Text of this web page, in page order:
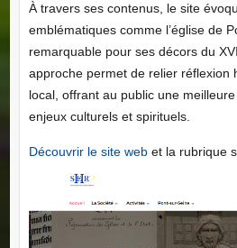
À travers ses contenus, le site
emblématiques comme l’église de
remarquable pour ses décors du
approche permet de relier réflexion
local, offrant au public une
enjeux culturels et spirituels.
Découvrir le site webet la rubrique